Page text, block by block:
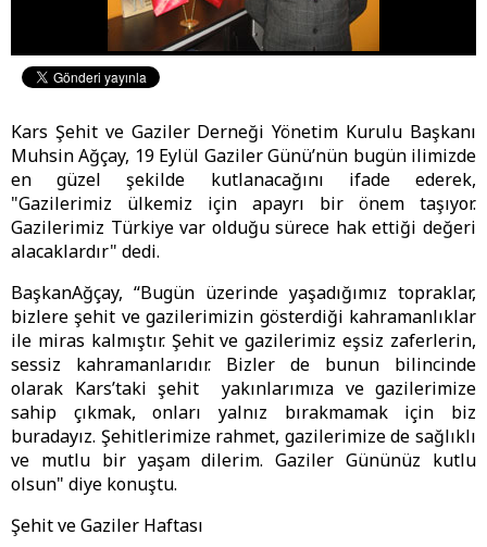
Kars Şehit ve Gaziler Derneği Yönetim Kurulu Başkanı
Muhsin Ağçay, 19 Eylül Gaziler Günü’nün bugün ilimizde
en güzel şekilde kutlanacağını ifade ederek,
"Gazilerimiz ülkemiz için apayrı bir önem taşıyor.
Gazilerimiz Türkiye var olduğu sürece hak ettiği değeri
alacaklardır" dedi.
BaşkanAğçay, “Bugün üzerinde yaşadığımız topraklar,
bizlere şehit ve gazilerimizin gösterdiği kahramanlıklar
ile miras kalmıştır. Şehit ve gazilerimiz eşsiz zaferlerin,
sessiz kahramanlarıdır. Bizler de bunun bilincinde
olarak Kars’taki şehit yakınlarımıza ve gazilerimize
sahip çıkmak, onları yalnız bırakmamak için biz
buradayız. Şehitlerimize rahmet, gazilerimize de sağlıklı
ve mutlu bir yaşam dilerim. Gaziler Gününüz kutlu
olsun" diye konuştu.
Şehit ve Gaziler Haftası